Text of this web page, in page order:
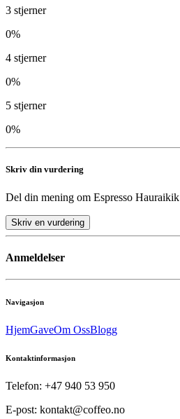
3 stjerner
0%
4 stjerner
0%
5 stjerner
0%
Skriv din vurdering
Del din mening om Espresso Hauraikik
Skriv en vurdering
Anmeldelser
Navigasjon
HjemGaveOm OssBlogg
Kontaktinformasjon
Telefon: +47 940 53 950
E-post: kontakt@coffeo.no